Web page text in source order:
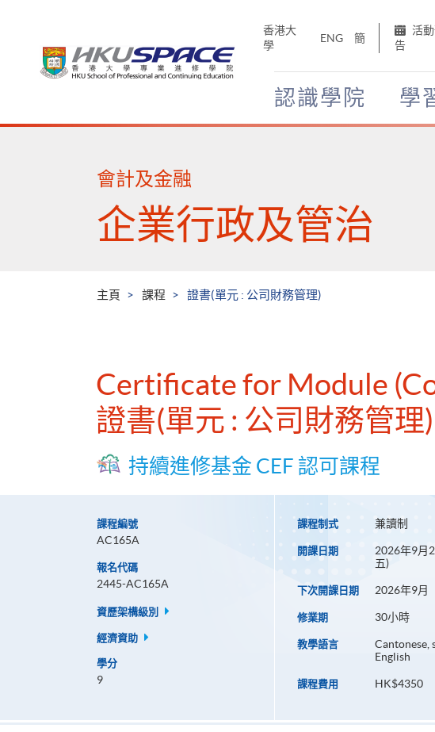
香港大
學
ENG 簡
活
告
認識學院 學
Main
會計及金融
企業行政及管治
主頁 課程 證書(單元 : 公司財務管理)
Certificate for Module
證書(單元 : 公司財務管理)
持續進修基金 CEF 認可課程
課程編號
AC165A
報名代碼
2445-AC165A
資歷架構級別
經濟資助
學分
9
課程制式 兼讀制
開課日期
2026年9月
五)
下次開課日期 2026年9月
修業期 30小時
教學語言
Cantonese,
English
課程費用 HK$4350